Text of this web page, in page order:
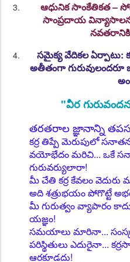
ఆధునిక సాంకేతికత
సాంప్రదాయ
సమైక్య వేదికల ఏర్పాటు:
అతీతంగా గురువులందరూ
"వీర
తరతరాల జ్ఞానాన్ని
కర్ర తిప్పే మెరుపులో
వయోభేదం మరిచి... ఒకే
గురువర్యులారా!
మీ చేతి కర్ర కేవలం వెదురు
అది శత్రుభయం పోగొట్టే
మీ గురుత్వం వ్యాపారం
యజ్ఞం!
సమయాలు మారినా...
పరిస్థితులు ఎదురైనా...
ఆరకూడదు!